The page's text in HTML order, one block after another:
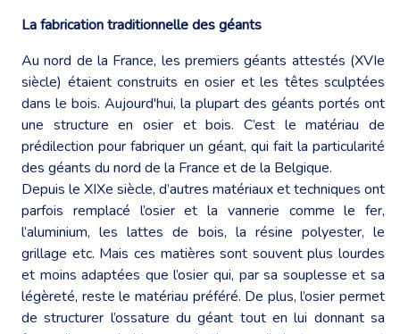
La fabrication traditionnelle des géants
Au nord de la France, les premiers géants attestés (XVIe
siècle) étaient construits en osier et les têtes sculptées
dans le bois. Aujourd'hui, la plupart des géants portés ont
une structure en osier et bois. C’est le matériau de
prédilection pour fabriquer un géant, qui fait la particularité
des géants du nord de la France et de la Belgique.
Depuis le XIXe siècle, d’autres matériaux et techniques ont
parfois remplacé l’osier et la vannerie comme le fer,
l’aluminium, les lattes de bois, la résine polyester, le
grillage etc. Mais ces matières sont souvent plus lourdes
et moins adaptées que l’osier qui, par sa souplesse et sa
légèreté, reste le matériau préféré. De plus, l’osier permet
de structurer l’ossature du géant tout en lui donnant sa